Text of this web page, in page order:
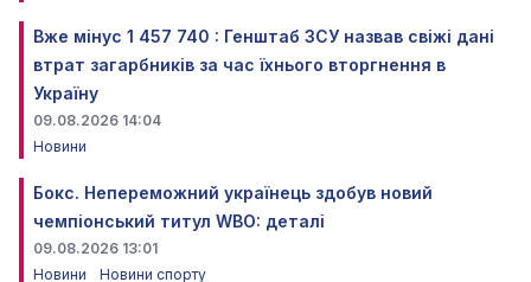
Вже мінус 1 457 740 : Генштаб ЗСУ назвав свіжі дані
втрат загарбників за час їхнього вторгнення в
Україну
09.08.2026 14:04
Новини
Бокс. Непереможний українець здобув новий
чемпіонський титул WBO: деталі
09.08.2026 13:01
Новини
Новини спорту